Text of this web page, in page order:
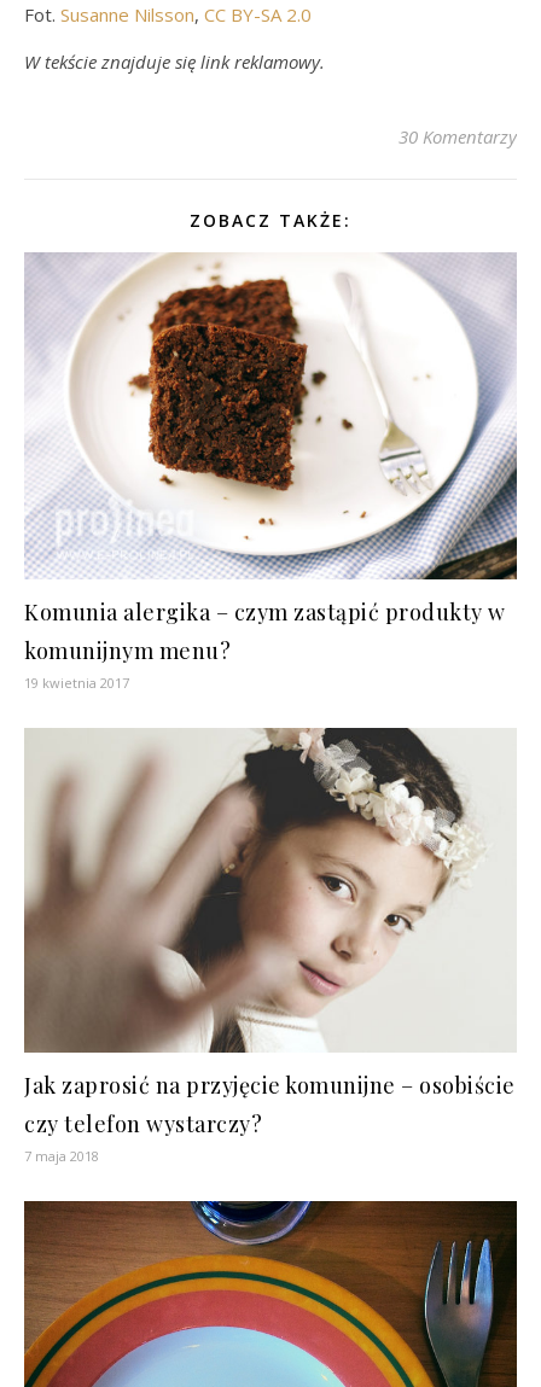
Fot. Susanne Nilsson, CC BY-SA 2.0
W tekście znajduje się link reklamowy.
30 Komentarzy
ZOBACZ TAKŻE:
Komunia alergika – czym zastąpić produkty w
komunijnym menu?
19 kwietnia 2017
Jak zaprosić na przyjęcie komunijne – osobiście
czy telefon wystarczy?
7 maja 2018